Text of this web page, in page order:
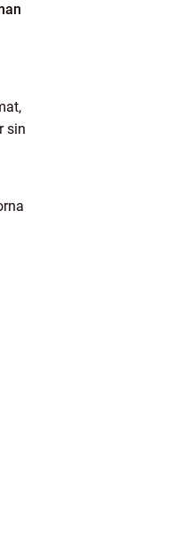
sin